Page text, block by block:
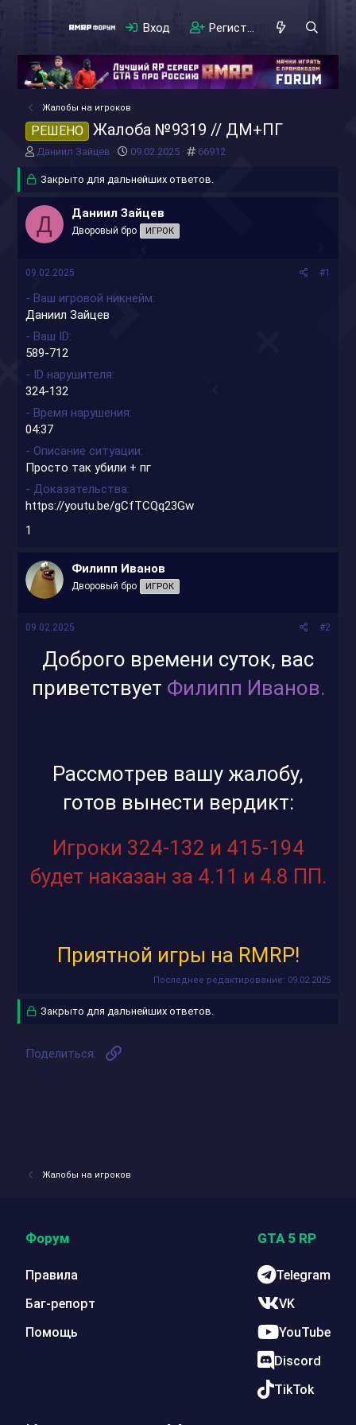
Вход Регистрация
Жалобы на игроков
РЕШЕНО Жалоба №9319 // ДМ+ПГ
А
т
р
т
е
Даниил Зайцев
Д
т
н
ч
09.02.2025 #
66912
Закрыто для дальнейших ответов.
Д Даниил Зайцев
Дворовый бро ИГРОК
09.02.2025 #1
- Ваш игровой никнейм
Даниил Зайцев
- Ваш ID
589-712
- ID нарушителя
324-132
- Время нарушения
04:37
- Описание ситуации
Просто так убили + пг
- Доказательства
https://youtu.be/gCfTCQq23Gw
1
Филипп Иванов
Дворовый бро ИГРОК
09.02.2025 #2
Доброго времени суток, вас
приветствует Филипп Иванов.
Рассмотрев вашу жалобу,
готов вынести вердикт:
Игроки 324-132 и 415-194
будет наказан за 4.11 и 4.8 ПП.
Приятной игры на RMRP!
Последнее редактирование: 09.02.2025
Закрыто для дальнейших ответов.
Поделиться:
Жалобы на игроков
Форум
Правила
Баг-репорт
Помощь
GTA 5 RP
Telegram
VK
YouTube
Discord
TikTok